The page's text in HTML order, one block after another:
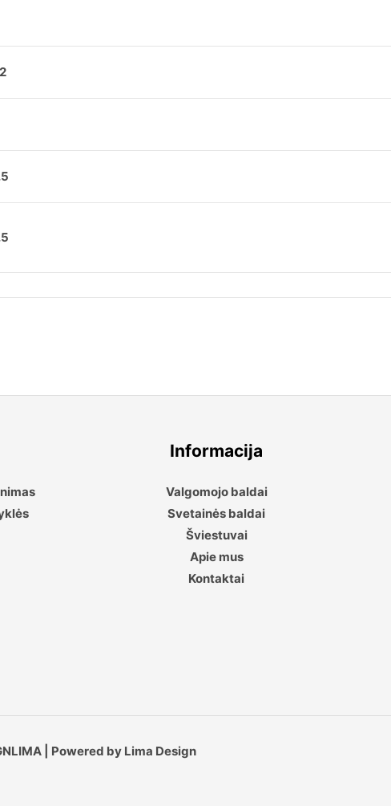
Informacija
Valgomojo baldai
Svetainės baldai
Šviestuvai
Apie mus
Kontaktai
| Powered by Lima Design